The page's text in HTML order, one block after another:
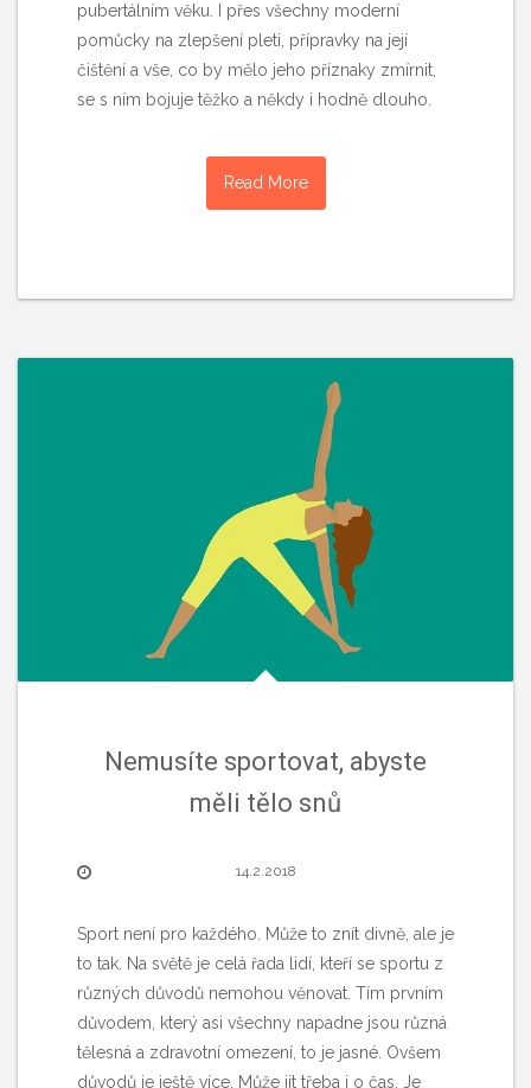
pubertálním věku. I přes všechny moderní
pomůcky na zlepšení pleti, přípravky na její
čištění a vše, co by mělo jeho příznaky zmírnit,
se s ním bojuje těžko a někdy i hodně dlouho.
Read More
Nemusíte sportovat, abyste
měli tělo snů
14.2.2018
Sport není pro každého. Může to znít divně, ale je
to tak. Na světě je celá řada lidí, kteří se sportu z
různých důvodů nemohou věnovat. Tím prvním
důvodem, který asi všechny napadne jsou různá
tělesná a zdravotní omezení, to je jasné. Ovšem
důvodů je ještě více. Může jít třeba i o čas. Je